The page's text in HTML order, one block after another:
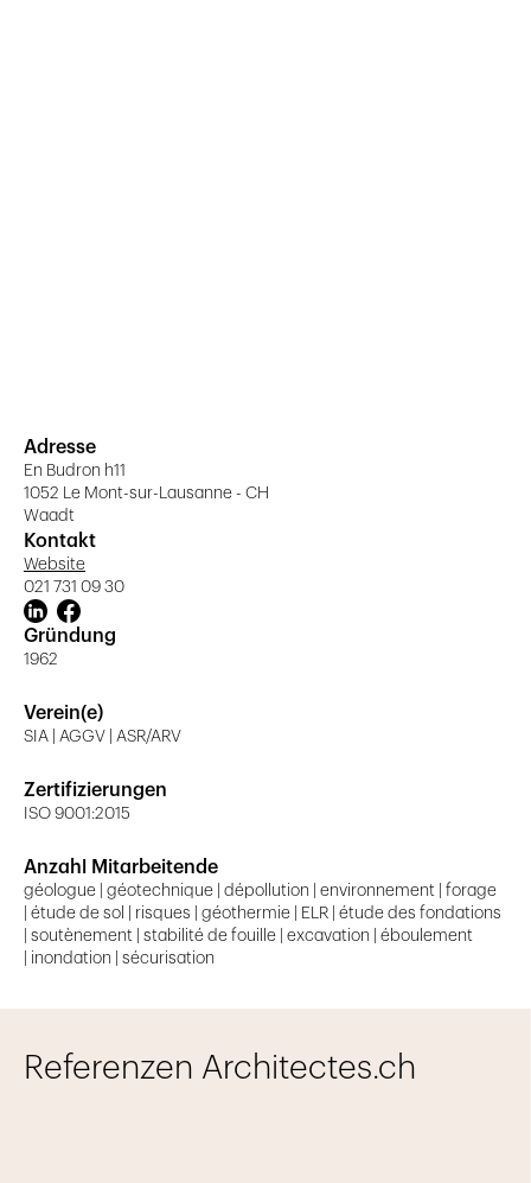
Adresse
En Budron h11
1052 Le Mont-sur-Lausanne - CH
Waadt
Kontakt
Website
021 731 09 30
Gründung
1962
Verein(e)
SIA | AGGV | ASR/ARV
Zertifizierungen
ISO 9001:2015
Anzahl Mitarbeitende
géologue | géotechnique | dépollution | environnement | forage
| étude de sol | risques | géothermie | ELR | étude des fondations
| soutènement | stabilité de fouille | excavation | éboulement
| inondation | sécurisation
Referenzen Architectes.ch